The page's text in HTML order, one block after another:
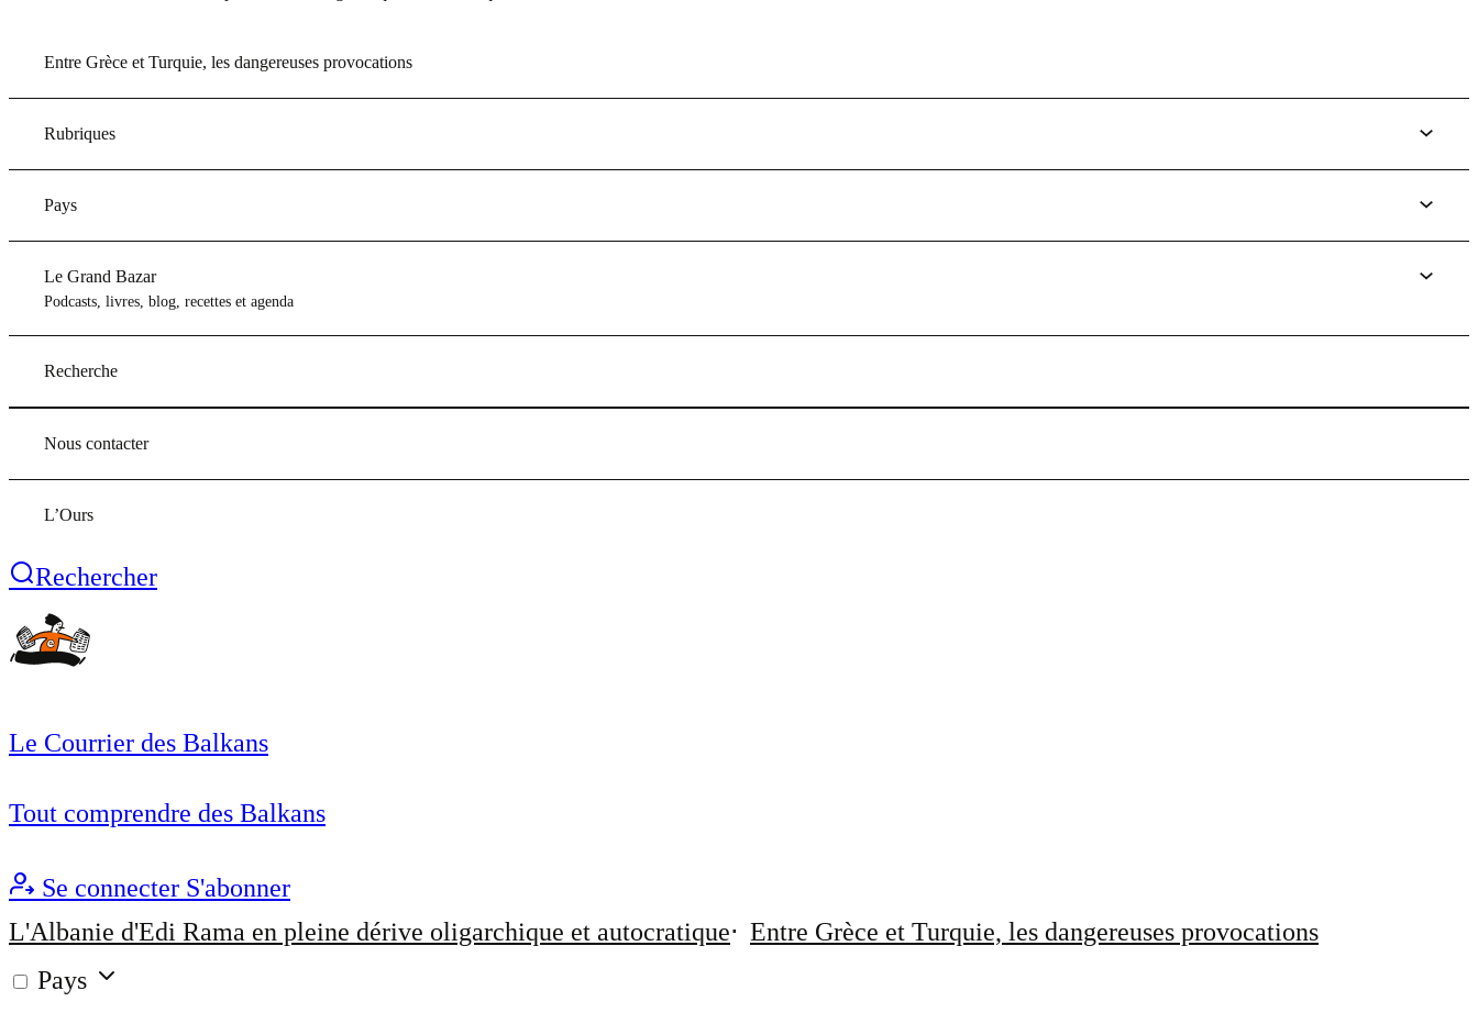
Entre Grèce et Turquie, les dangereuses provocations
Rubriques
Pays
Le Grand Bazar
Podcasts, livres, blog, recettes et agenda
Recherche
Nous contacter
L’Ours
Rechercher
Le Courrier des Balkans
Tout comprendre des Balkans
Se connecter S'abonner
L'Albanie d'Edi Rama en pleine dérive oligarchique et autocratique
Entre Grèce et Turquie, les dangereuses provocations
Pays